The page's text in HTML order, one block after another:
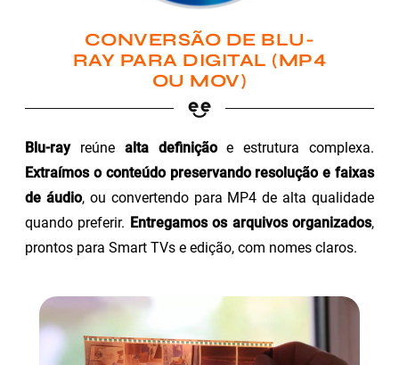
CONVERSÃO DE BLU-
RAY PARA DIGITAL (MP4
OU MOV)
Blu-rayreúne alta definiçãoe estrutura complexa.
Extraímos o conteúdo preservando resolução e faixas
de áudio, ou convertendo para MP4 de alta qualidade
quando preferir. Entregamos os arquivos organizados,
prontos para Smart TVs e edição, com nomes claros.